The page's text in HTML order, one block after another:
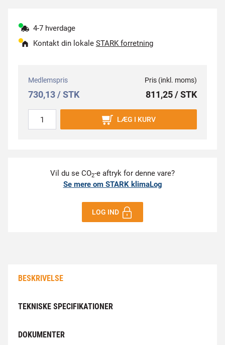
4-7 hverdage
Kontakt din lokale STARK forretning
Medlemspris
730,13 / STK
Pris (inkl. moms)
811,25 / STK
LÆG I KURV
Vil du se CO2-e aftryk for denne vare?
Se mere om STARK klimaLog
LOG IND
BESKRIVELSE
TEKNISKE SPECIFIKATIONER
DOKUMENTER